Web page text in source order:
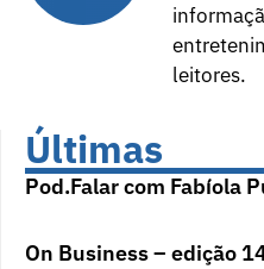
leitores.
Últimas
Pod.Falar com Fabíola
On Business – edição